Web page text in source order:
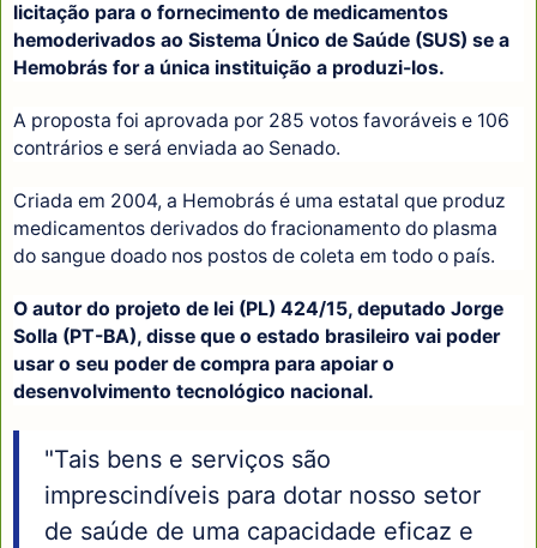
licitação para o fornecimento de medicamentos
hemoderivados ao Sistema Único de Saúde (SUS) se a
Hemobrás for a única instituição a produzi-los.
A proposta foi aprovada por 285 votos favoráveis e 106
contrários e será enviada ao Senado.
Criada em 2004, a Hemobrás é uma estatal que produz
medicamentos derivados do fracionamento do plasma
do sangue doado nos postos de coleta em todo o país.
O autor do projeto de lei (PL) 424/15, deputado Jorge
Solla (PT-BA), disse que o estado brasileiro vai poder
usar o seu poder de compra para apoiar o
desenvolvimento tecnológico nacional.
"Tais bens e serviços são
imprescindíveis para dotar nosso setor
de saúde de uma capacidade eficaz e